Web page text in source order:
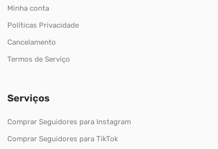
Minha conta
Políticas Privacidade
Cancelamento
Termos de Serviço
Serviços
Comprar Seguidores para Instagram
Comprar Seguidores para TikTok